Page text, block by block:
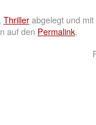
, Thrillerabgelegt und mit
auf den Permalink.